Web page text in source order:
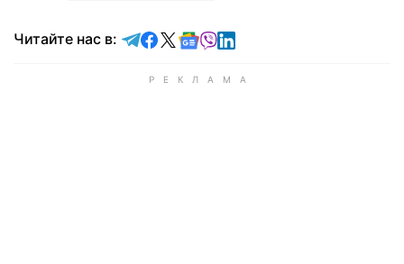
Читайте нас в: Читайте в Telegram
Читайте в Facebook
Читайте в X
Читайте в Google news
Читайте в Viber
Читайте в LinkedIn